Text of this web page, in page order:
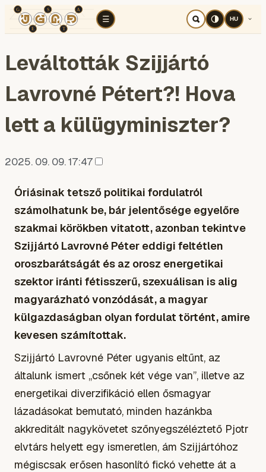
☰
TÉR KOGNITÍV HÁBORÚ
HU
Leváltották Szijjártó
Lavrovné Pétert?! Hova
lett a külügyminiszter?
2025. 09. 09. 17:47
Óriásinak tetsző politikai fordulatról
számolhatunk be, bár jelentősége egyelőre
szakmai körökben vitatott, azonban tekintve
Szijjártó Lavrovné Péter eddigi feltétlen
oroszbarátságát és az orosz energetikai
szektor iránti fétisszerű, szexuálisan is alig
magyarázható vonzódását, a magyar
külgazdaságban olyan fordulat történt, amire
kevesen számítottak.
Szijjártó Lavrovné Péter ugyanis eltűnt, az
általunk ismert „csőnek két vége van”, illetve az
energetikai diverzifikáció ellen ősmagyar
lázadásokat bemutató, minden hazánkba
akkreditált nagykövetet szőnyegszéléztető Pjotr
elvtárs helyett egy ismeretlen, ám Szijjártóhoz
mégiscsak erősen hasonlító fickó vehette át a